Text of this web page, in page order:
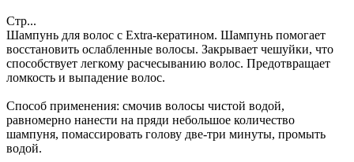
Стр...
Шампунь для волос с Extra-кератином. Шампунь помогает
восстановить ослабленные волосы. Закрывает чешуйки, что
способствует легкому расчесыванию волос. Предотвращает
ломкость и выпадение волос.
Способ применения: смочив волосы чистой водой,
равномерно нанести на пряди небольшое количество
шампуня, помассировать голову две-три минуты, промыть
водой.